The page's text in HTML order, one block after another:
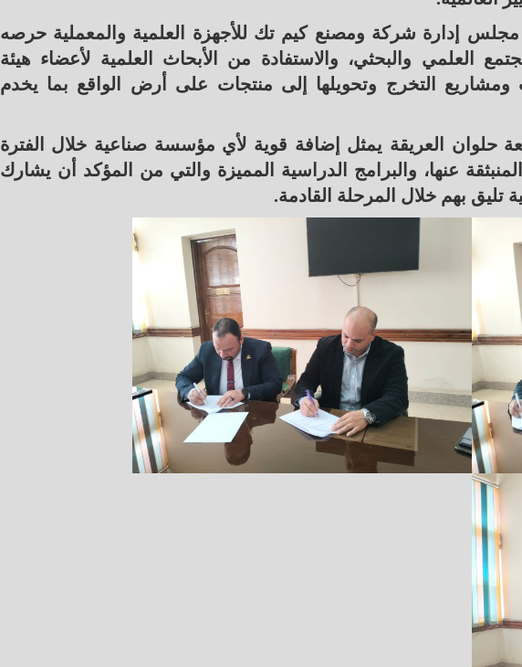
إدارة شركة ومصنع كيم تك للأجهزة العلمية والمعملية حرصه
العلمي والبحثي، والاستفادة من الأبحاث العلمية لأعضاء هيئة
ومشاريع التخرج وتحويلها إلى منتجات على أرض الواقع بما يخدم
حلوان العريقة يمثل إضافة قوية لأي مؤسسة صناعية خلال الفترة
عنها، والبرامج الدراسية المميزة والتي من المؤكد أن يشارك
بهم خلال المرحلة القادمة.